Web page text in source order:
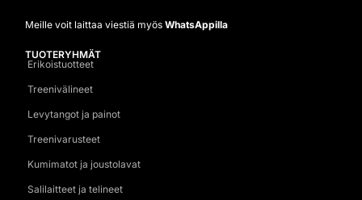
Meille voit laittaa viestiä myös WhatsAppilla
TUOTERYHMÄT
Erikoistuotteet
Treenivälineet
Levytangot ja painot
Treenivarusteet
Kumimatot ja joustolavat
Salilaitteet ja telineet